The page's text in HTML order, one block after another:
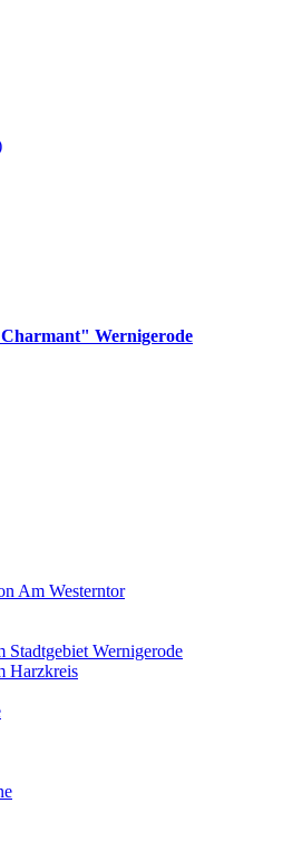
Am Westerntor
Stadtgebiet Wernigerode
Harzkreis